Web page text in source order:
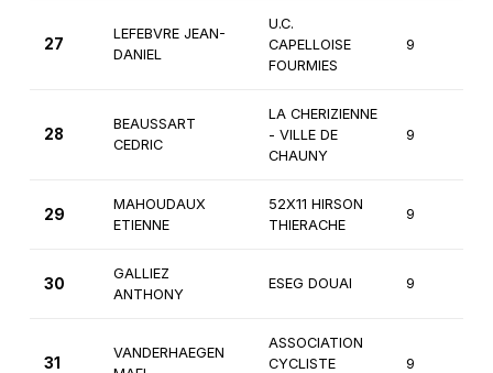
27
LEFEBVRE JEAN-
DANIEL
U.C.
CAPELLOISE
FOURMIES
9
28
BEAUSSART
CEDRIC
LA CHERIZIENNE
- VILLE DE
CHAUNY
9
29
MAHOUDAUX
ETIENNE
52X11 HIRSON
THIERACHE
9
30
GALLIEZ
ANTHONY
ESEG DOUAI 9
31
VANDERHAEGEN
ASSOCIATION
CYCLISTE
9